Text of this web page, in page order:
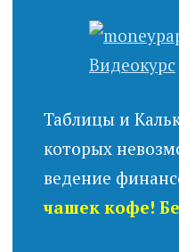
Таблицы и
которых
ведение
чашек кофе!